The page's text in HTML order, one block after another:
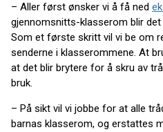
– Aller først ønsker vi å få ned
gjennomsnitts-klasserom blir
Som et første skritt vil vi be om
senderne i klasserommene. At
at det blir brytere for å skru av
bruk.
– På sikt vil vi jobbe for at alle
barnas klasserom, og erstattes